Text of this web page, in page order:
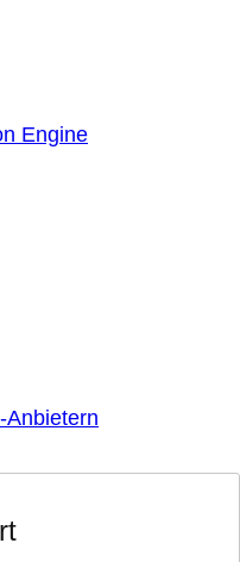
Engine
Anbietern